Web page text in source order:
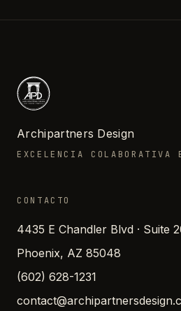
Archipartners Design
EXCELENCIA COLABORATIVA
CONTACTO
4435 E Chandler Blvd · Suite
Phoenix, AZ 85048
(602) 628-1231